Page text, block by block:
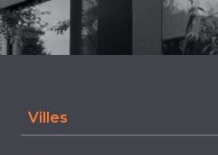
Villes